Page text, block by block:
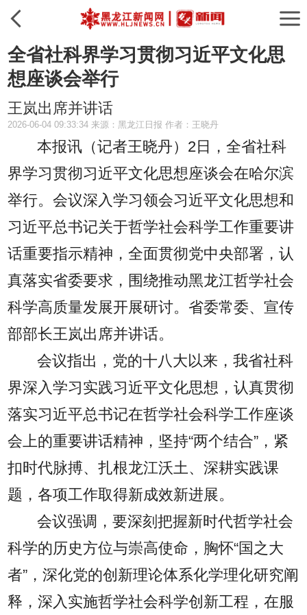
全省社科界学习贯彻习近平文化思
想座谈会举行
王岚出席并讲话
2026-06-04 09:33:34 来源：黑龙江日报 作者：王晓丹
本报讯（记者王晓丹） 2日，全省社科
界学习贯彻习近平文化思想座谈会在哈尔滨
举行。会议深入学习领会习近平文化思想和
习近平总书记关于哲学社会科学工作重要讲
话重要指示精神，全面贯彻党中央部署，认
真落实省委要求，围绕推动黑龙江哲学社会
科学高质量发展开展研讨。省委常委、宣传
部部长王岚出席并讲话。
会议指出，党的十八大以来，我省社科
界深入学习实践习近平文化思想，认真贯彻
落实习近平总书记在哲学社会科学工作座谈
会上的重要讲话精神，坚持“两个结合”，紧
扣时代脉搏、扎根龙江沃土、深耕实践课
题，各项工作取得新成效新进展。
会议强调，要深刻把握新时代哲学社会
科学的历史方位与崇高使命，胸怀“国之大
者”，深化党的创新理论体系化学理化研究阐
释，深入实施哲学社会科学创新工程，在服